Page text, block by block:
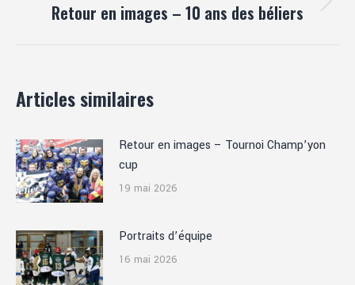
Article
Retour en images – 10 ans des béliers
Articles similaires
Retour en images – Tournoi Champ’yon
cup
19 mai 2026
Portraits d’équipe
16 mai 2026